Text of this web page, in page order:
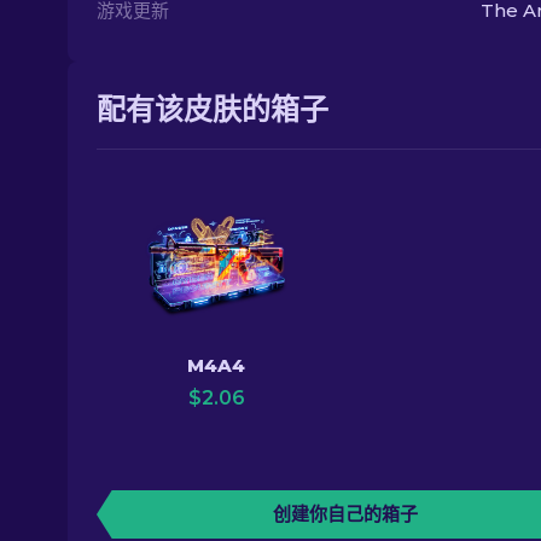
游戏更新
The
配有该皮肤的箱子
M4A4
$2.06
创建你自己的箱子